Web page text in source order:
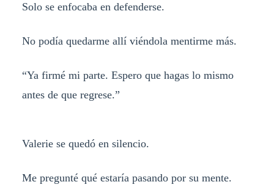
Solo se enfocaba en defenderse.
No podía quedarme allí viéndola mentirme más.
“Ya firmé mi parte. Espero que hagas lo mismo
antes de que regrese.”
Valerie se quedó en silencio.
Me pregunté qué estaría pasando por su mente.